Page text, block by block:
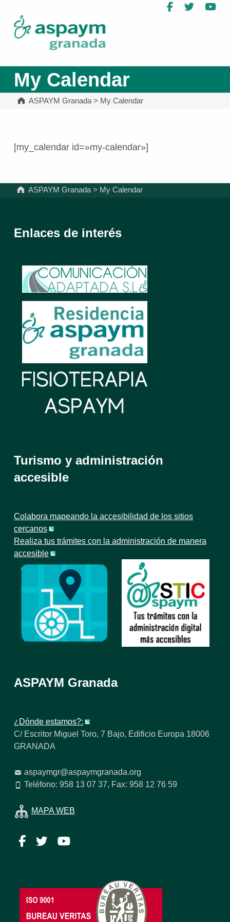
Facebook
Twitter
My Calendar
ASPAYM Granada> My Calendar
[my_calendar id=»my-calendar»]
ASPAYM Granada > My Calendar
Enlaces de interés
Turismo y administración
accesible
Colabora mapeando la accesibilidad de los sitios
cercanos
Realiza tus trámites con la administración de manera
accesible
ASPAYM Granada
¿Dónde estamos?:
C/ Escritor Miguel Toro, 7 Bajo, Edificio Europa 18006
GRANADA
aspaymgr@aspaymgranada.org
Teléfono: 958 13 07 37, Fax: 958 12 76 59
MAPA WEB
Facebook
TwitterYouTube